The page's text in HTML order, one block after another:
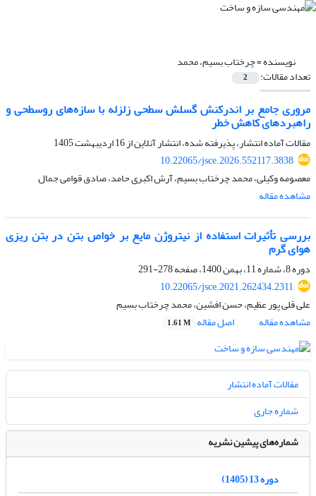
نویسنده =چرختاب بسیم، محمد
تعداد مقالات: 2
مروری جامع بر اندرکنش گسلش سطحی زلزله با سازه‌های روسطحی و
راهبردهای کاهش خطر
مقالات آماده انتشار، پذیرفته شده، انتشار آنلاین از16 اردیبهشت 1405
10.22065/jsce.2026.552117.3838
معصومه وکیلی، محمد چرختاب بسیم، آرش اکبری حامد، صادق قوامی جمال
مشاهده مقاله
بررسی تأثیرات استفاده از نیتروژن مایع بر خواص بتن در بتن ریزی
هوای گرم
دوره 8، شماره 11، بهمن 1400، صفحه
278-291
10.22065/jsce.2021.262434.2311
علی قلی پور عظیم، حسن افشین، محمد چرختاب بسیم
مشاهده مقاله
اصل مقاله 1.61 M
مقالات آماده انتشار
شماره جاری
شماره‌های پیشین نشریه
دوره 13 (1405)